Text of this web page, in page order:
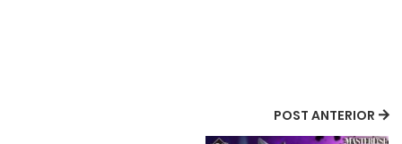
POST ANTERIOR